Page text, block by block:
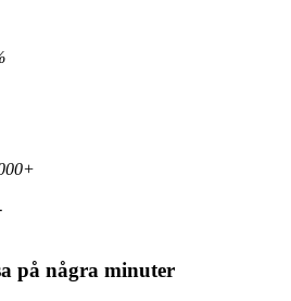
ädelmetaller och råvaror
på några minuter